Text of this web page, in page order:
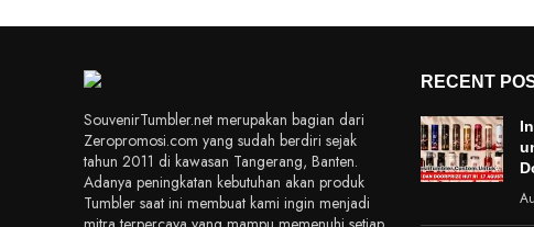
SouvenirTumbler.net merupakan bagian dari
Zeropromosi.com yang sudah berdiri sejak
tahun 2011 di kawasan Tangerang, Banten.
Adanya peningkatan kebutuhan akan produk
Tumbler saat ini membuat kami ingin menjadi
RECENT